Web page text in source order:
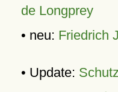
de Longprey
• neu: Friedrich
• Update: